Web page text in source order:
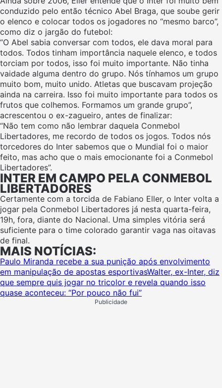
conduzido pelo então técnico Abel Braga, que soube gerir
o elenco e colocar todos os jogadores no “mesmo barco”,
como diz o jargão do futebol:
“O Abel sabia conversar com todos, ele dava moral para
todos. Todos tinham importância naquele elenco, e todos
torciam por todos, isso foi muito importante. Não tinha
vaidade alguma dentro do grupo. Nós tínhamos um grupo
muito bom, muito unido. Atletas que buscavam projeção
ainda na carreira. Isso foi muito importante para todos os
frutos que colhemos. Formamos um grande grupo”,
acrescentou o ex-zagueiro, antes de finalizar:
“Não tem como não lembrar daquela Conmebol
Libertadores, me recordo de todos os jogos. Todos nós
torcedores do Inter sabemos que o Mundial foi o maior
feito, mas acho que o mais emocionante foi a Conmebol
Libertadores”.
INTER EM CAMPO PELA CONMEBOL
LIBERTADORES
Certamente com a torcida de Fabiano Eller, o Inter volta a
jogar pela Conmebol Libertadores já nesta quarta-feira,
19h, fora, diante do Nacional. Uma simples vitória será
suficiente para o time colorado garantir vaga nas oitavas
de final.
MAIS NOTÍCIAS:
Paulo Miranda recebe a sua punição após envolvimento
em manipulação de apostas esportivasWalter, ex-Inter, diz
que sempre quis jogar no tricolor e revela quando isso
quase aconteceu: “Por pouco não fui”
Publicidade